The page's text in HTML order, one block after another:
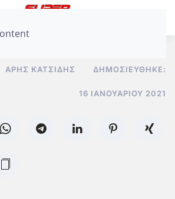
ΆΡΗΣ ΚΑΤΣΊΔΗΣ ΔΗΜΟΣΙΕΎΘΗΚΕ:
16 ΙΑΝΟΥΑΡΊΟΥ 2021